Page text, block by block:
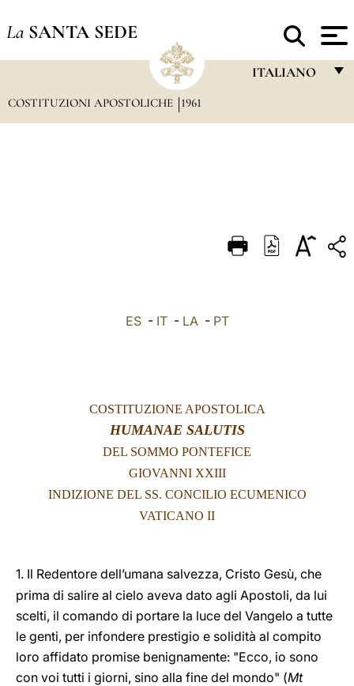
La SANTA SEDE
ITALIANO
DEUTSCH
COSTITUZIONI APOSTOLICHE 1961
ES- IT- LA- PT
COSTITUZIONE APOSTOLICA
HUMANAE SALUTIS
DEL SOMMO PONTEFICE
GIOVANNI XXIII
INDIZIONE DEL SS. CONCILIO ECUMENICO
VATICANO II
1. Il Redentore dell’umana salvezza, Cristo Gesù, che
prima di salire al cielo aveva dato agli Apostoli, da lui
scelti, il comando di portare la luce del Vangelo a tutte
le genti, per infondere prestigio e solidità al compito
loro affidato promise benignamente: "Ecco, io sono
con voi tutti i giorni, sino alla fine del mondo" (Mt